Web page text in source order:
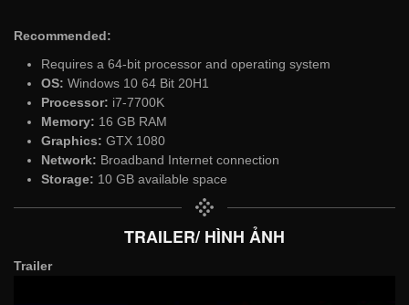
Recommended:
Requires a 64-bit processor and operating system
OS: Windows 10 64 Bit 20H1
Processor: i7-7700K
Memory: 16 GB RAM
Graphics: GTX 1080
Network: Broadband Internet connection
Storage: 10 GB available space
TRAILER/ HÌNH ẢNH
Trailer